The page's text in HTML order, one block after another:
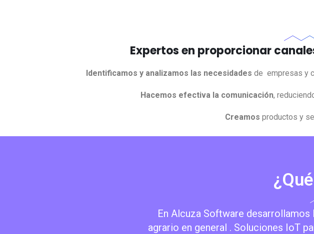
Expertos en proporcionar
Identificamos y analizamos las necesidades de empresas y
Hacemos efectiva la comunicación,
Creamos productos y
En Alcuza Software
agrario en general . Soluciones IoT